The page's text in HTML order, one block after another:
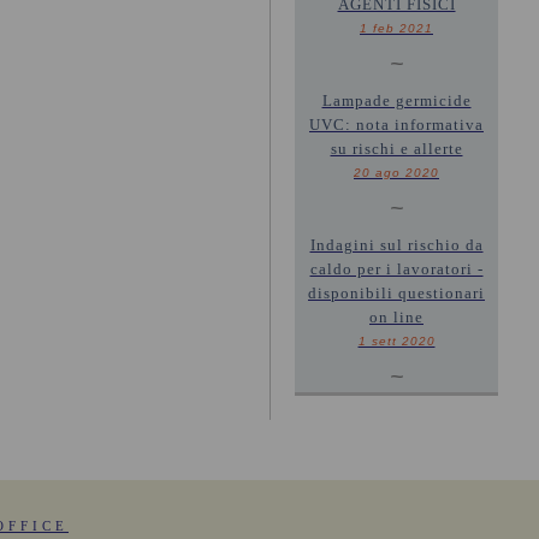
AGENTI FISICI
1 feb 2021
~
Lampade germicide
UVC: nota informativa
su rischi e allerte
20 ago 2020
~
Indagini sul rischio da
caldo per i lavoratori -
disponibili questionari
on line
1 sett 2020
~